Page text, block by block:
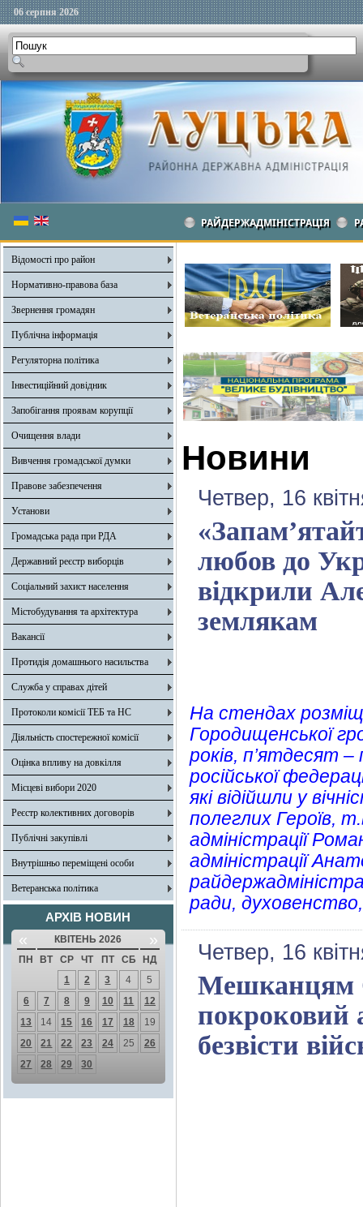
06 серпня 2026
РАЙДЕРЖАДМІНІСТРАЦІЯ
Відомості про район
Нормативно-правова база
Звернення громадян
Публічна інформація
Регуляторна політика
Інвестиційний довідник
Запобігання проявам корупції
Очищення влади
Вивчення громадської думки
Правове забезпечення
Установи
Громадська рада при РДА
Державний реєстр виборців
Соціальний захист населення
Містобудування та архітектура
Вакансії
Протидія домашнього насильства
Служба у справах дітей
Протоколи комісії ТЕБ та НС
Діяльність спостережної комісії
Оцінка впливу на довкілля
Місцеві вибори 2020
Реєстр колективних договорів
Публічні закупівлі
Внутрішньо переміщені особи
Ветеранська політика
АРХІВ НОВИН
« КВІТЕНЬ 2026 »
ПН ВТ СР ЧТ ПТ СБ
НД
1
2 3 4
5
6
7 8 9 10 11
12
13
14 15 16 17 18
19
20
21 22 23 24 25
26
27
28 29 30
Новини
Четвер, 16
любов до
відкрили
землякам
На стендах
Городищенської
років, п’ятдесят
російської
які відійшли у
полеглих Героїв,
адміністрації
адміністрації
ради,
Четвер, 16
Мешканцям
покроковий
безвісти